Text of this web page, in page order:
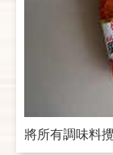
將所有調味料